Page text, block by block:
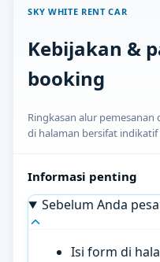
SKY WHITE RENT CAR
Kebijakan &
booking
Ringkasan alur
di halaman bersifat
Informasi penting
Sebelum Anda
Isi form di